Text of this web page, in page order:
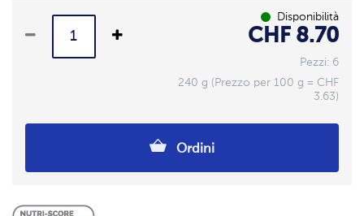
Disponibilità
CHF 8.70
Pezzi: 6
240 g (Prezzo per 100 g = CHF
3.63)
Ordini